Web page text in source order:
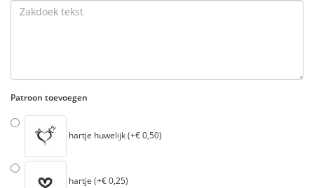
Patroon toevoegen
hartje huwelijk (+€ 0,50)
hartje (+€ 0,25)